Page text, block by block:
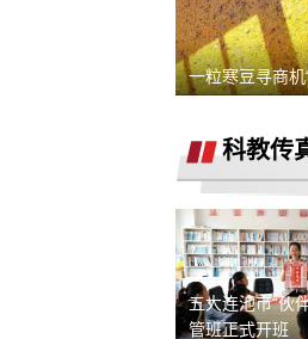
河北军
销售虚
公司退定
服务 没
退订金
有备注
订购的
交付，
4s店隐
自主选择
一粒寒豆寻商机
科教传
五大连池市“伙
管班正式开班